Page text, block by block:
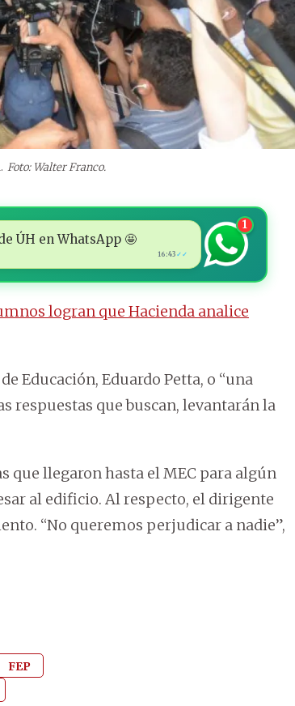
Foto: Walter Franco.
ÚH en WhatsApp 🤩
16:43 ✓✓
1
logran que Hacienda analice
Educación, Eduardo Petta, o “una
respuestas que buscan, levantarán la
que llegaron hasta el MEC para algún
al edificio. Al respecto, el dirigente
“No queremos perjudicar a nadie”,
FEP